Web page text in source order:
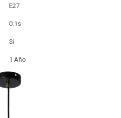
E27
0.1s
Si
1 Año